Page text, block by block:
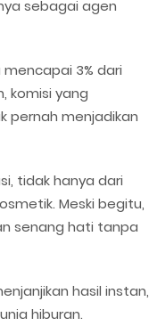
sebagai agen
3% dari
komisi yang
pernah menjadikan
tidak hanya dari
Meski begitu,
senang hati tanpa
hasil instan,
hiburan.